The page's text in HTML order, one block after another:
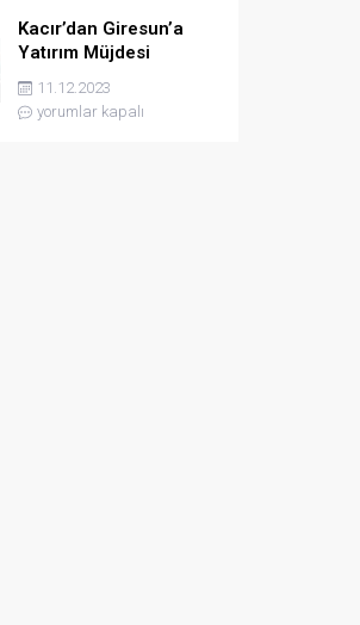
Kacır’dan Giresun’a
Yatırım Müjdesi
11.12.2023
yorumlar kapalı